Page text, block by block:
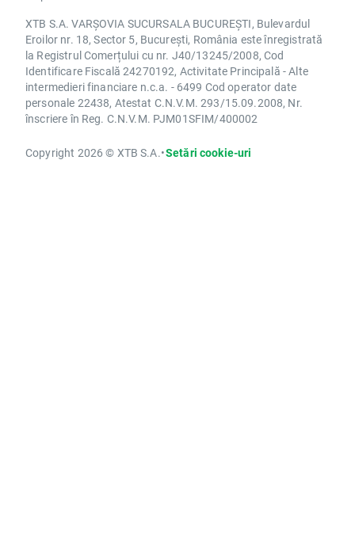
XTB S.A. VARȘOVIA SUCURSALA BUCUREȘTI, Bulevardul
Eroilor nr. 18, Sector 5, București, România este înregistrată
la Registrul Comerțului cu nr. J40/13245/2008, Cod
Identificare Fiscală 24270192, Activitate Principală - Alte
intermedieri financiare n.c.a. - 6499 Cod operator date
personale 22438, Atestat C.N.V.M. 293/15.09.2008, Nr.
înscriere în Reg. C.N.V.M. PJM01SFIM/400002
Copyright 2026 © XTB S.A.•Setări cookie-uri